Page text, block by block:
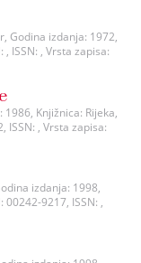
Godina izdanja: 1972,
, ISSN: , Vrsta zapisa:
Knjižnica: Rijeka,
ISSN: , Vrsta zapisa:
izdanja: 1998,
00242-9217, ISSN: ,